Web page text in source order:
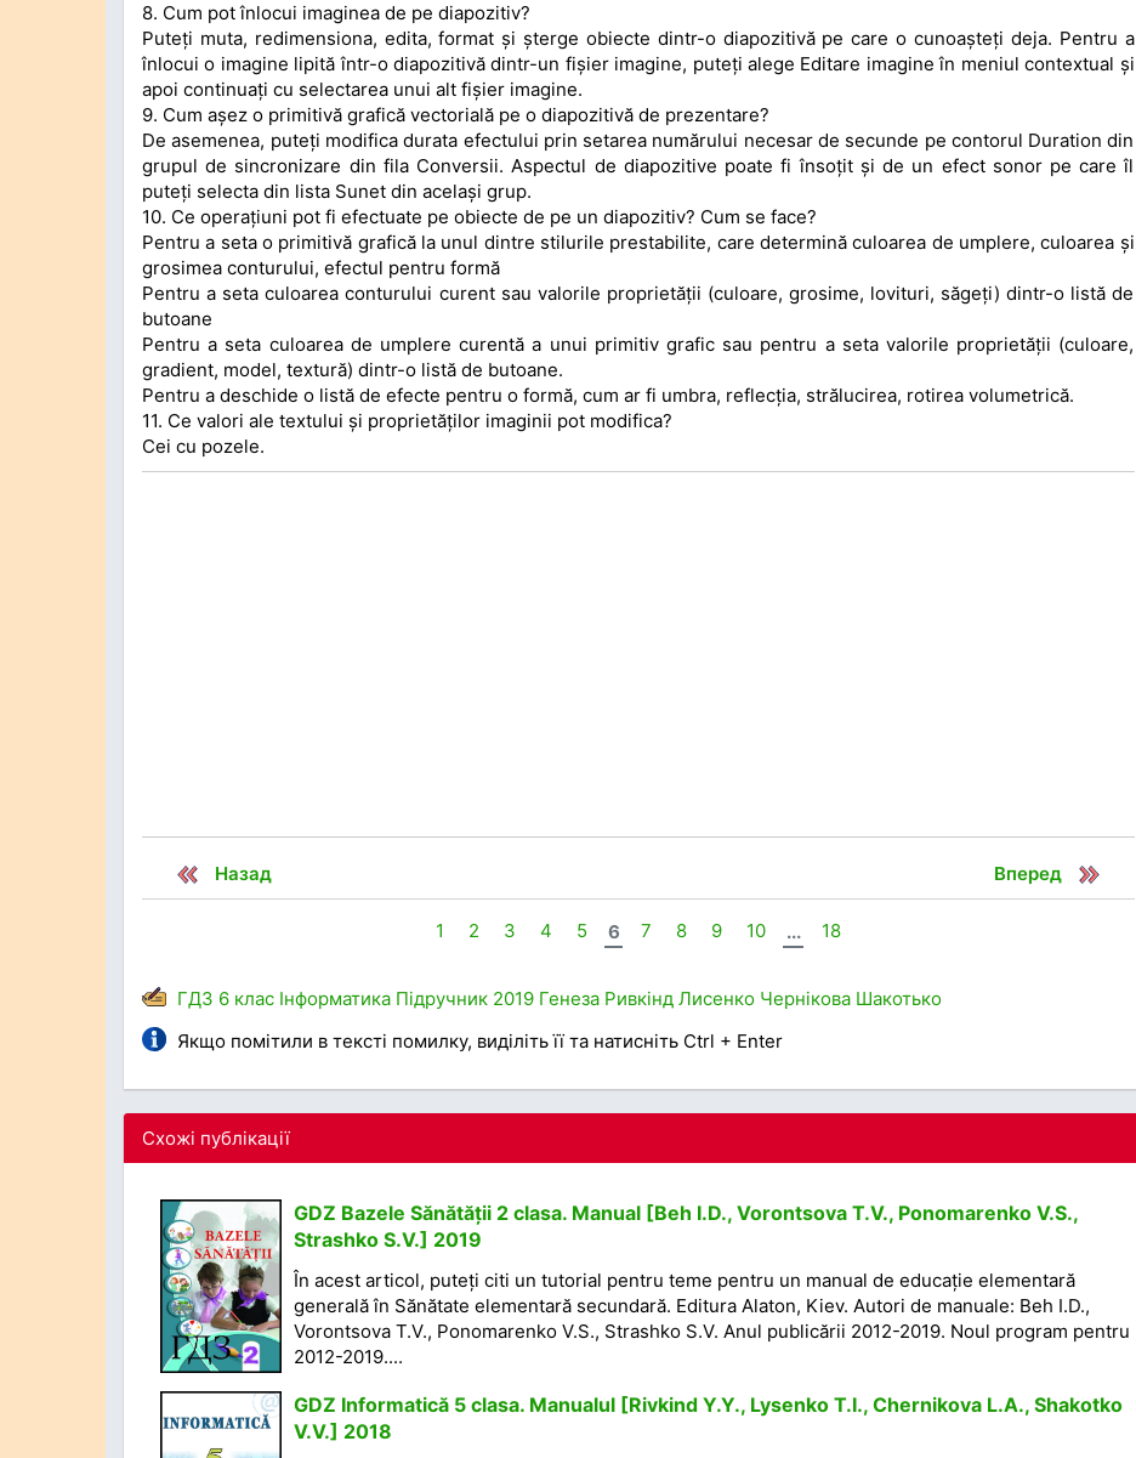
8. Cum pot înlocui imaginea de pe diapozitiv?
Puteți muta, redimensiona, edita, format și șterge obiecte dintr-o diapozitivă pe care o cunoașteți deja. Pentru a
înlocui o imagine lipită într-o diapozitivă dintr-un fișier imagine, puteți alege Editare imagine în meniul contextual și
apoi continuați cu selectarea unui alt fișier imagine.
9. Cum așez o primitivă grafică vectorială pe o diapozitivă de prezentare?
De asemenea, puteți modifica durata efectului prin setarea numărului necesar de secunde pe contorul Duration din
grupul de sincronizare din fila Conversii. Aspectul de diapozitive poate fi însoțit și de un efect sonor pe care îl
puteți selecta din lista Sunet din același grup.
10. Ce operațiuni pot fi efectuate pe obiecte de pe un diapozitiv? Cum se face?
Pentru a seta o primitivă grafică la unul dintre stilurile prestabilite, care determină culoarea de umplere, culoarea și
grosimea conturului, efectul pentru formă
Pentru a seta culoarea conturului curent sau valorile proprietății (culoare, grosime, lovituri, săgeți) dintr-o listă de
butoane
Pentru a seta culoarea de umplere curentă a unui primitiv grafic sau pentru a seta valorile proprietății (culoare,
gradient, model, textură) dintr-o listă de butoane.
Pentru a deschide o listă de efecte pentru o formă, cum ar fi umbra, reflecția, strălucirea, rotirea volumetrică.
11. Ce valori ale textului și proprietăților imaginii pot modifica?
Cei cu pozele.
Назад Вперед
1 2 3 4 5 6 7 8 9 10 ... 18
ГДЗ 6 клас Інформатика Підручник 2019 Генеза Ривкінд Лисенко Чернікова Шакотько
Якщо помітили в тексті помилку, виділіть її та натисніть Ctrl + Enter
Схожі публікації
GDZ Bazele Sănătății 2 clasa. Manual [Beh I.D., Vorontsova T.V., Ponomarenko V.S.,
Strashko S.V.] 2019
În acest articol, puteți citi un tutorial pentru teme pentru un manual de educație elementară
generală în Sănătate elementară secundară. Editura Alaton, Kiev. Autori de manuale: Beh I.D.,
Vorontsova T.V., Ponomarenko V.S., Strashko S.V. Anul publicării 2012-2019. Noul program pentru
2012-2019....
GDZ Informatică 5 clasa. Manualul [Rivkind Y.Y., Lysenko T.I., Chernikova L.A., Shakotko
V.V.] 2018